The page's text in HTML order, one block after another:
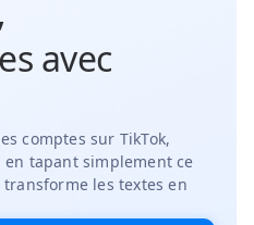
avec
comptes sur TikTok,
en tapant simplement ce
transforme les textes en